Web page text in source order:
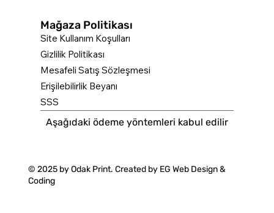
Mağaza Politikası
Site Kullanım Koşulları
Gizlilik Politikası
Mesafeli Satış Sözleşmesi
Erişilebilirlik Beyanı
SSS
© 2025 by Odak Print. Created by EG Web Design &
Coding
Aşağıdaki ödeme yöntemleri kabul edilir